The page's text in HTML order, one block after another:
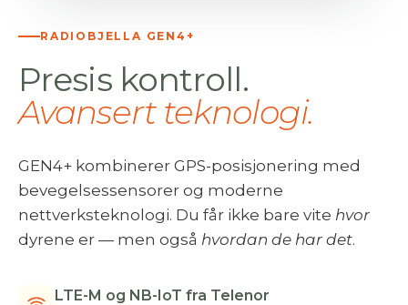
RADIOBJELLA GEN4+
Presis kontroll.
Avansert teknologi.
GEN4+ kombinerer GPS-posisjonering med
bevegelsessensorer og moderne
nettverksteknologi. Du får ikke bare vite hvor
dyrene er — men også hvordan de har det.
LTE-M og NB-IoT fra Telenor